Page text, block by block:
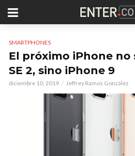
SMARTPHONES
El próximo iPhone no
SE 2, sino iPhone 9
diciembre 10, 2019 Jeffrey Ramos González